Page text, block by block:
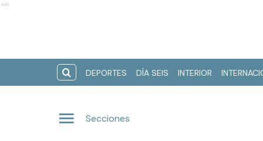
Ads
DEPORTES DÍA SEIS INTERIOR
Secciones